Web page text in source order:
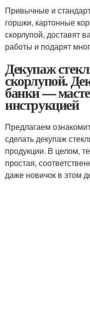
Привычные и
горшки, картонные
скорлупой, доставят
работы и подарят
Декупаж
скорлупой.
банки —
инструкцией
Предлагаем
сделать декупаж
продукции. В целом,
простая,
даже новичок в этом